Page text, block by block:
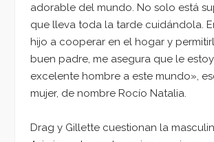
adorable del mundo. No solo está
que lleva toda la tarde cuidándola.
hijo a cooperar en el hogar y
buen padre, me asegura que le
excelente hombre a este mundo»,
mujer, de nombre Rocío Natalia.
Drag y Gillette cuestionan la